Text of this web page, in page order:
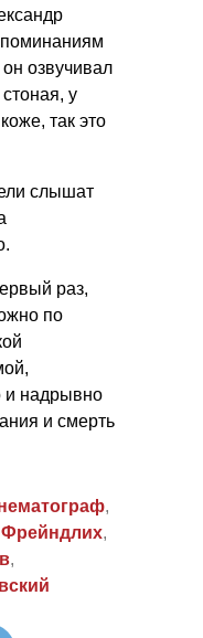
озвучивал
у
так это
слышат
раз,
по
и надрывно
и смерть
,
,
,